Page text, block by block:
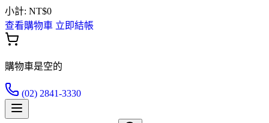
小計: NT$0
查看購物車 立即結帳
購物車是空的
(02) 2841-3330